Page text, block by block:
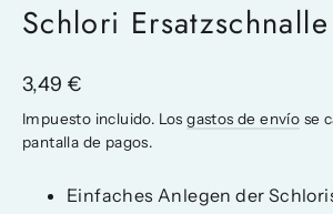
Schlori Ersatzschnalle
Precio
habitual
3,49 €
Impuesto incluido. Losgastos de envío se
pantalla de pagos.
Einfaches Anlegen der